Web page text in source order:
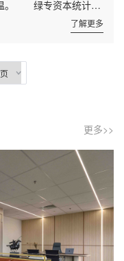
交金额为4471亿美
来自美国和加拿大两
间2025年1月17日，...
。 绿专资本统计显
日，2024年美国新股
新股，共募集资金约
47.53%、
是美国新股市场最
利亚和英国各5只。
新股共募集资金37...
了解更多
更多>>